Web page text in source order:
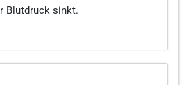
Blutdruck sinkt.